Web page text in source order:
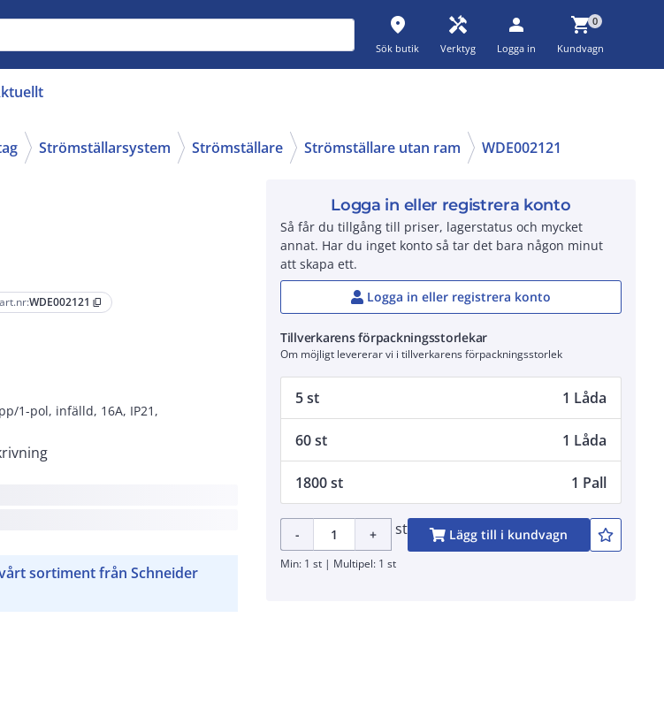
place
Sök butik
handyman
Verktyg
person
Logga in
shopping_cart0
Kundvagn
Strömställarsystem Strömställare Strömställare utan ram WDE002121
WDE002121 content_copy
1-pol, infälld, 16A, IP21,
sortiment från Schneider
Logga in eller registrera konto
Så får du tillgång till priser, lagerstatus och mycket
annat. Har du inget konto så tar det bara någon minut
att skapa ett.
Logga in eller registrera konto
Tillverkarens förpackningsstorlekar
Om möjligt levererar vi i tillverkarens förpackningsstorlek
5 st 1 Låda
60 st 1 Låda
1800 st 1 Pall
- + st Lägg till i kundvagn
Min: 1 st | Multipel: 1 st